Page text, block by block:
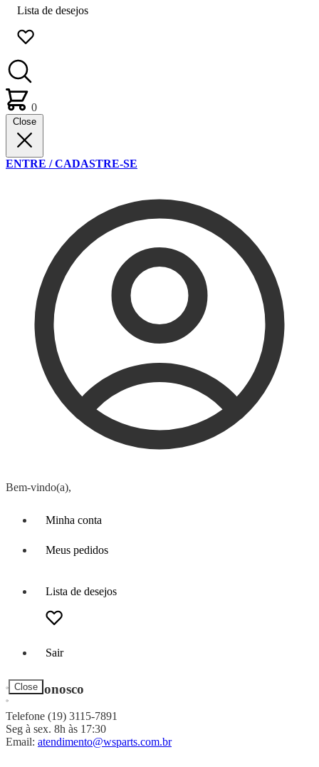
Lista de desejos
0
Close
ENTRE / CADASTRE-SE
Bem-vindo(a),
Minha conta
Meus pedidos
Lista de desejos
Sair
Close
Fale Conosco
Telefone (19) 3115-7891
Seg à sex. 8h às 17:30
Email: atendimento@wsparts.com.br